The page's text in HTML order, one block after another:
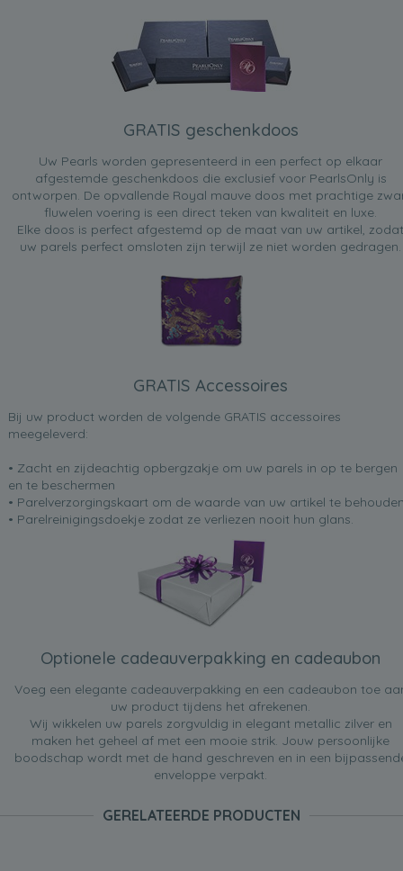
GRATIS geschenkdoos
Uw Pearls worden gepresenteerd in een perfect op elkaar
afgestemde geschenkdoos die exclusief voor PearlsOnly is
ontworpen. De opvallende Royal mauve doos met prachtige
fluwelen voering is een direct teken van kwaliteit en luxe.
Elke doos is perfect afgestemd op de maat van uw artikel, zodat
uw parels perfect omsloten zijn terwijl ze niet worden gedragen.
GRATIS Accessoires
Bij uw product worden de volgende GRATIS accessoires
meegeleverd:
• Zacht en zijdeachtig opbergzakje om uw parels in op te bergen
en te beschermen
• Parelverzorgingskaart om de waarde van uw artikel te
• Parelreinigingsdoekje zodat ze verliezen nooit hun glans.
Optionele cadeauverpakking en cadeaubon
Voeg een elegante cadeauverpakking en een cadeaubon toe
uw product tijdens het afrekenen.
Wij wikkelen uw parels zorgvuldig in elegant metallic zilver en
maken het geheel af met een mooie strik. Jouw persoonlijke
boodschap wordt met de hand geschreven en in een
enveloppe verpakt.
GERELATEERDE PRODUCTEN